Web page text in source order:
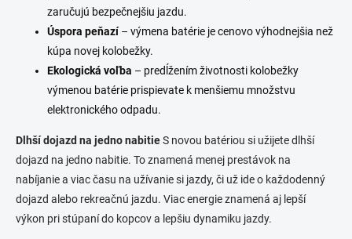
zaručujú bezpečnejšiu jazdu.
Úspora peňazí– výmena batérie je cenovo výhodnejšia než
kúpa novej kolobežky.
Ekologická voľba – predĺžením životnosti kolobežky
výmenou batérie prispievate k menšiemu množstvu
elektronického odpadu.
Dlhší dojazd na jedno nabitieS novou batériou si užijete dlhší
dojazd na jedno nabitie. To znamená menej prestávok na
nabíjanie a viac času na užívanie si jazdy, či už ide o každodenný
dojazd alebo rekreačnú jazdu. Viac energie znamená aj lepší
výkon pri stúpaní do kopcov a lepšiu dynamiku jazdy.